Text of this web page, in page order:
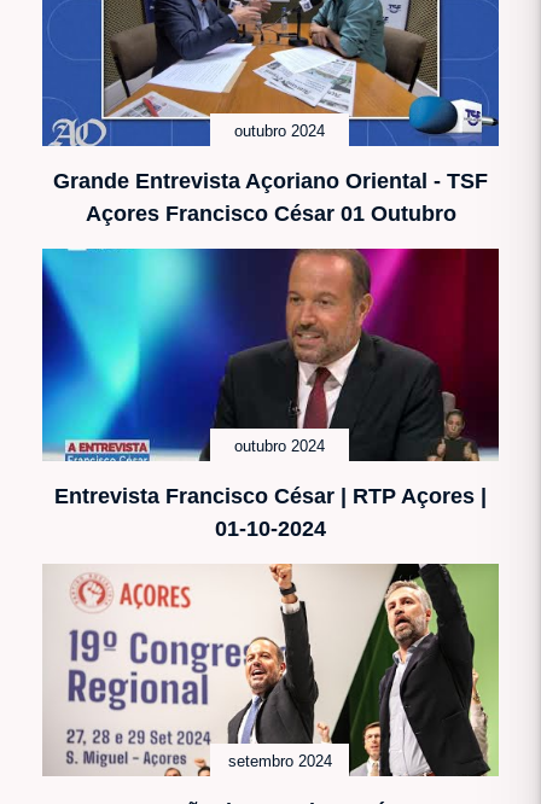
outubro 2024
Grande Entrevista Açoriano Oriental - TSF
Açores Francisco César 01 Outubro
outubro 2024
Entrevista Francisco César | RTP Açores |
01-10-2024
setembro 2024